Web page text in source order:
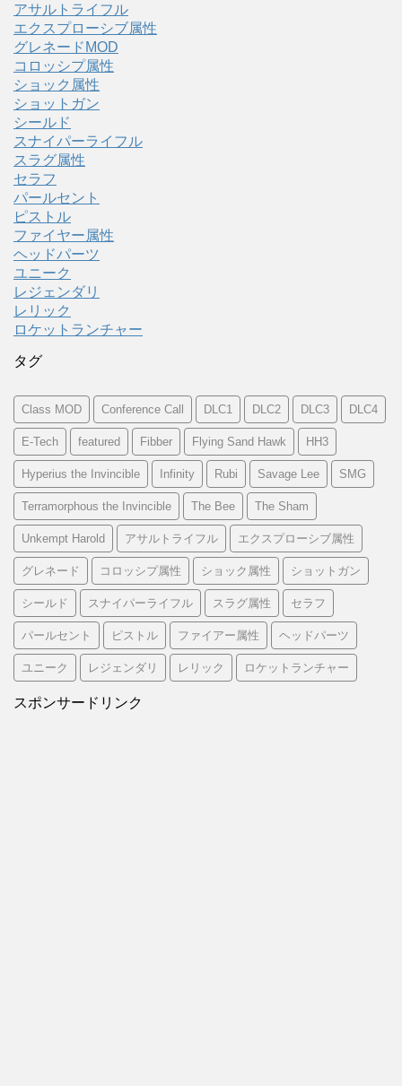
アサルトライフル
エクスプローシブ属性
グレネードMOD
コロッシプ属性
ショック属性
ショットガン
シールド
スナイパーライフル
スラグ属性
セラフ
パールセント
ピストル
ファイヤー属性
ヘッドパーツ
ユニーク
レジェンダリ
レリック
ロケットランチャー
タグ
Class MOD Conference Call DLC1 DLC2 DLC3 DLC4
E-Tech featured Fibber Flying Sand Hawk HH3
Hyperius the Invincible Infinity Rubi Savage Lee SMG
Terramorphous the Invincible The Bee The Sham
Unkempt Harold アサルトライフル エクスプローシブ属性
グレネード コロッシプ属性 ショック属性 ショットガン
シールド スナイパーライフル スラグ属性 セラフ
パールセント ピストル ファイアー属性 ヘッドパーツ
ユニーク レジェンダリ レリック ロケットランチャー
スポンサードリンク